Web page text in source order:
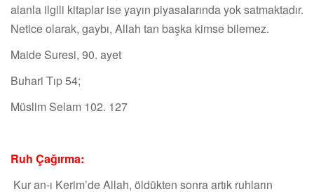
alanla ilgili kitaplar ise yayın piyasalarında yok satmaktadır.
Netice olarak, gaybı, Allah tan başka kimse bilemez.
Maide Suresi, 90. ayet
Buhari Tıp 54;
Müslim Selam 102. 127
Ruh Çağırma:
Kur an-ı Kerim’de Allah, öldükten sonra artık ruhların